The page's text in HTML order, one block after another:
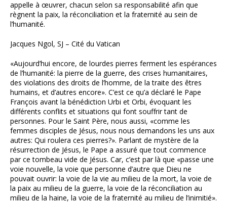
appelle à œuvrer, chacun selon sa responsabilité afin que
règnent la paix, la réconciliation et la fraternité au sein de
l’humanité.
Jacques Ngol, SJ – Cité du Vatican
«Aujourd’hui encore, de lourdes pierres ferment les espérances
de l’humanité: la pierre de la guerre, des crises humanitaires,
des violations des droits de l’homme, de la traite des êtres
humains, et d’autres encore». C’est ce qu’a déclaré le Pape
François avant la bénédiction Urbi et Orbi, évoquant les
différents conflits et situations qui font souffrir tant de
personnes. Pour le Saint Père, nous aussi, «comme les
femmes disciples de Jésus, nous nous demandons les uns aux
autres: Qui roulera ces pierres?». Parlant de mystère de la
résurrection de Jésus, le Pape a assuré que tout commence
par ce tombeau vide de Jésus. Car, c’est par là que «passe une
voie nouvelle, la voie que personne d’autre que Dieu ne
pouvait ouvrir: la voie de la vie au milieu de la mort, la voie de
la paix au milieu de la guerre, la voie de la réconciliation au
milieu de la haine, la voie de la fraternité au milieu de l’inimitié».